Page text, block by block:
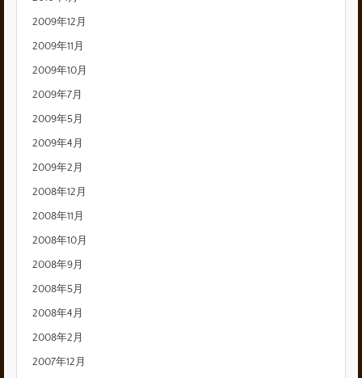
2009年12月
2009年11月
2009年10月
2009年7月
2009年5月
2009年4月
2009年2月
2008年12月
2008年11月
2008年10月
2008年9月
2008年5月
2008年4月
2008年2月
2007年12月